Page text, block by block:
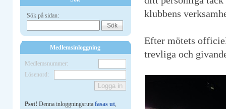
Sök på sidan:
Medlemsinloggning
Medlemsnummer:
Lösenord:
Psst! Denna inloggningsruta fasas ut,
klubbens
Efter mötets
trevliga och